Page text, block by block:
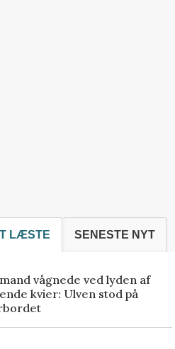
LÆSTE SENESTE NYT
vågnede ved lyden af
kvier: Ulven stod på